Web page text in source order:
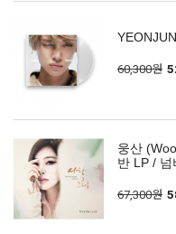
60,300원
웅산
반 LP / 넘
67,300원